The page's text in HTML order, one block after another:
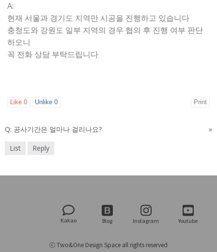
A:
현재 서울과 경기도 지역만 시공을 진행하고 있습니다
충청도와 강원도 일부 지역의 경우 협의 후 진행 여부 판단
하오니
꼭 전화 상담 부탁드립니다
Like 0 Unlike 0 Print
Q: 공사기간은 얼마나 걸리나요? »
List Reply
Kakao Blog Instagram Youtube
ⓒ Two&One Design Space all rights reserved